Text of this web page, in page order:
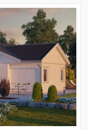
att ta sig direkt in i
delen av huset finns
sovrummet ligger i
även ett rymligt